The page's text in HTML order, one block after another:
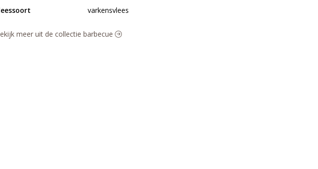
varkensvlees
meer uit de collectie barbecue